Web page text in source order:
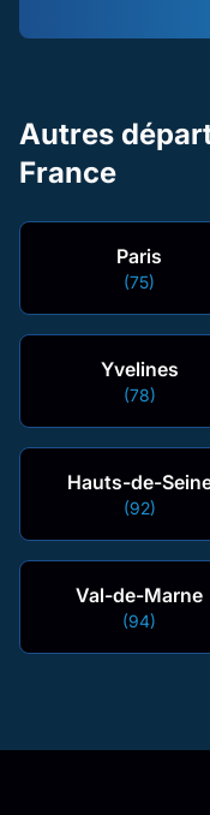
Autres
France
Paris
(75)
Yvelines
(78)
Hauts-de-
(92)
Val-de-Marne
(94)